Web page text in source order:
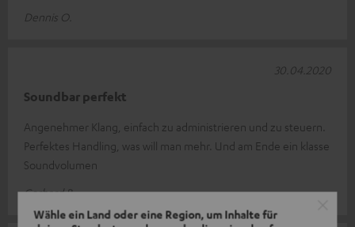
Wähle ein Land oder eine Region, um Inhalte für
Dennis O.
Soundbar perfekt
Angenehmer Klang, einfach zu administrieren und zu steuern.
Perfektes Handling, was will man mehr. Und am Ende ein klasse
Soundvolumen
Gerhard B.
30.04.2020